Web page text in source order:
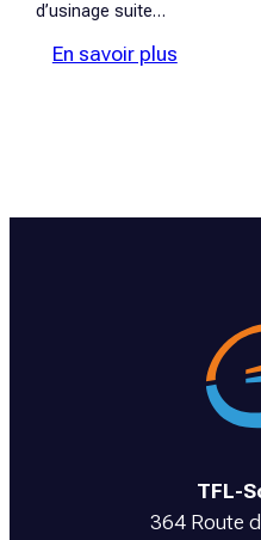
d’usinage suite…
En savoir plus:
TFL-
364 Route